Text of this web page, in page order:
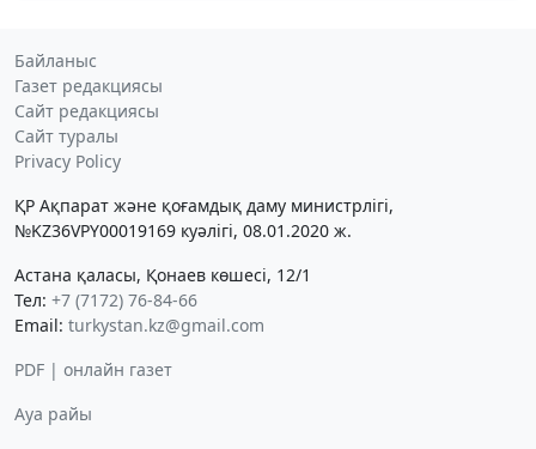
Байланыс
Газет редакциясы
Сайт редакциясы
Сайт туралы
Privacy Policy
ҚР Ақпарат және қоғамдық даму министрлігі,
№KZ36VPY00019169 куәлігі, 08.01.2020 ж.
Астана қаласы, Қонаев көшесі, 12/1
Тел: +7 (7172) 76-84-66
Email: turkystan.kz@gmail.com
PDF | онлайн газет
Ауа райы